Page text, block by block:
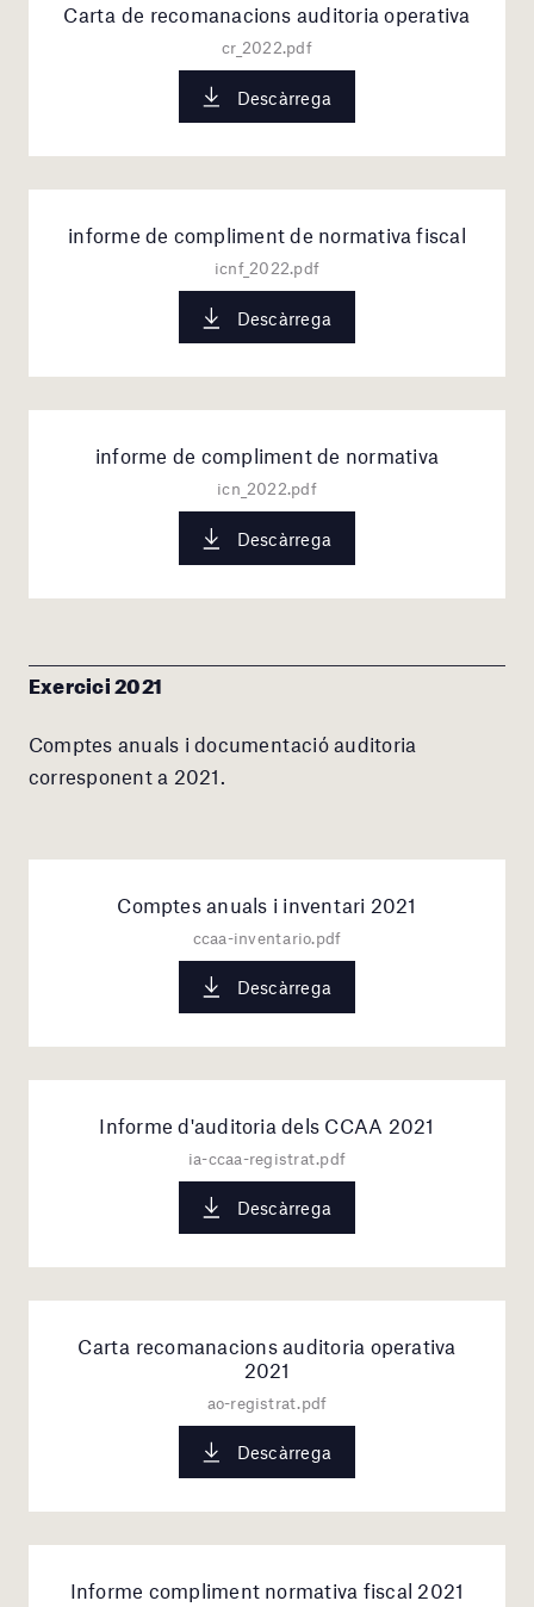
Carta de recomanacions auditoria operativa
cr_2022.pdf
Descàrrega
informe de compliment de normativa fiscal
icnf_2022.pdf
Descàrrega
informe de compliment de normativa
icn_2022.pdf
Descàrrega
Exercici 2021
Comptes anuals i documentació auditoria
corresponent a 2021.
Comptes anuals i inventari 2021
ccaa-inventario.pdf
Descàrrega
Informe d'auditoria dels CCAA 2021
ia-ccaa-registrat.pdf
Descàrrega
Carta recomanacions auditoria operativa
2021
ao-registrat.pdf
Descàrrega
Informe compliment normativa fiscal 2021